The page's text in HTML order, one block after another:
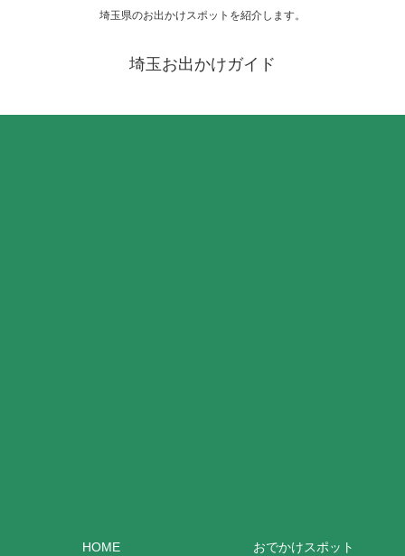
埼玉県のお出かけスポットを紹介します。
埼玉お出かけガイド
HOME おでかけスポット